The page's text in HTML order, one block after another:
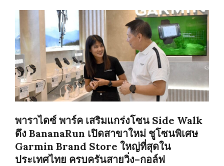
พาราไดซ์ พาร์ค เสริมแกร่งโซน Side Walk
ดึง BananaRun เปิดสาขาใหม่ ชูโซนพิเศษ
Garmin Brand Store ใหญ่ที่สุดใน
ประเทศไทย ครบครันสายวิ่ง–กอล์ฟ